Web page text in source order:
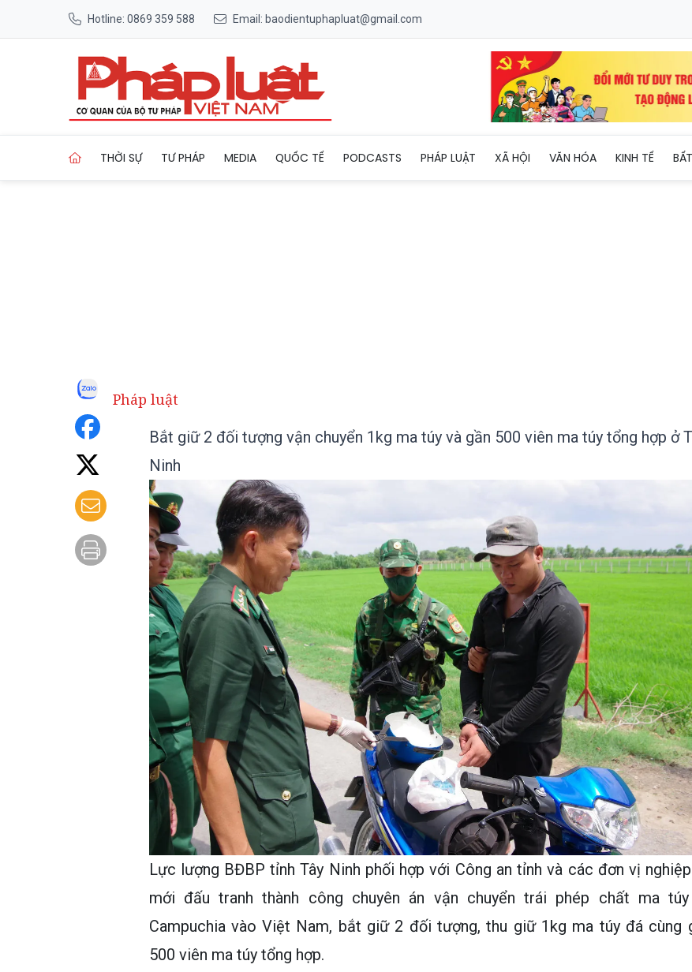
Hotline: 0869 359 588 Email: baodientuphapluat@gmail.com
THỜI SỰ TƯ PHÁP MEDIA QUỐC TẾ PODCASTS PHÁP LUẬT XÃ HỘI VĂN HÓA KINH TẾ
Pháp luật
Bắt giữ 2 đối tượng vận chuyển 1kg ma túy và gần 500 viên ma túy tổng hợp ở
Ninh
Lực lượng BĐBP tỉnh Tây Ninh phối hợp với Công an tỉnh và các đơn vị
mới đấu tranh thành công chuyên án vận chuyển trái phép chất ma
Campuchia vào Việt Nam, bắt giữ 2 đối tượng, thu giữ 1kg ma túy đá cùng
500 viên ma túy tổng hợp.